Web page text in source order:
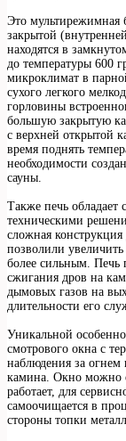
Это мультирежимная
закрытой
находятся в
до температуры 600
микроклимат в
сухого легкого
горловины
большую закрытую
с верхней открытой
время поднять
необходимости
сауны.
Также печь
техническими
сложная
позволили
более сильным. Печь
сжигания дров на
дымовых газов на
длительности его
Уникальной
смотрового окна с
наблюдения за
камина. Окно можно
работает, для
самоочищается в
стороны топки